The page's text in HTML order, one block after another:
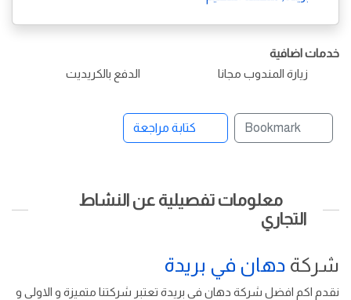
خدمات اضافية
زيارة المندوب مجانا
الدفع بالكريديت
Bookmark كتابة مراجعة
معلومات تفصيلية عن النشاط
التجاري
شركة دهان في بريدة
نقدم اكم افضل شركة دهان في بريدة تعتبر شركتنا متميزة و الاولي و